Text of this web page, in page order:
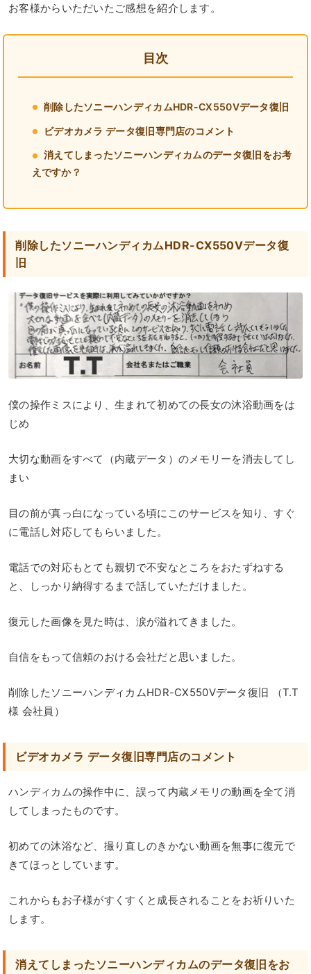
お客様からいただいたご感想を紹介します。
目次
削除したソニーハンディカムHDR-CX550Vデータ復旧
ビデオカメラ データ復旧専門店のコメント
消えてしまったソニーハンディカムのデータ復旧をお考
えですか？
削除したソニーハンディカムHDR-CX550Vデータ復
旧
僕の操作ミスにより、生まれて初めての長女の沐浴動画をは
じめ
大切な動画をすべて（内蔵データ）のメモリーを消去してし
まい
目の前が真っ白になっている頃にこのサービスを知り、すぐ
に電話し対応してもらいました。
電話での対応もとても親切で不安なところをおたずねする
と、しっかり納得するまで話していただけました。
復元した画像を見た時は、涙が溢れてきました。
自信をもって信頼のおける会社だと思いました。
削除したソニーハンディカムHDR-CX550Vデータ復旧 （T.T
様 会社員）
ビデオカメラ データ復旧専門店のコメント
ハンディカムの操作中に、誤って内蔵メモリの動画を全て消
してしまったものです。
初めての沐浴など、撮り直しのきかない動画を無事に復元で
きてほっとしています。
これからもお子様がすくすくと成長されることをお祈りいた
します。
消えてしまったソニーハンディカムのデータ復旧をお